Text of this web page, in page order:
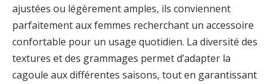
ajustées ou légèrement amples, ils conviennent
parfaitement aux femmes recherchant un accessoire
confortable pour un usage quotidien. La diversité des
textures et des grammages permet d’adapter la
cagoule aux différentes saisons, tout en garantissant